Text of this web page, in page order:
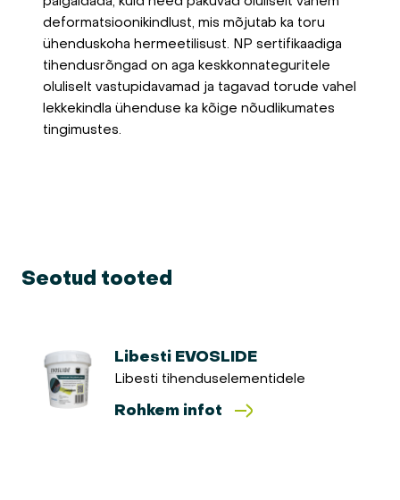
deformatsioonikindlust, mis mõjutab ka toru
ühenduskoha hermeetilisust. NP sertifikaadiga
tihendusrõngad on aga keskkonnateguritele
oluliselt vastupidavamad ja tagavad torude vahel
lekkekindla ühenduse ka kõige nõudlikumates
tingimustes.
Seotud tooted
Libesti EVOSLIDE
Libesti tihenduselementidele
Rohkem infot